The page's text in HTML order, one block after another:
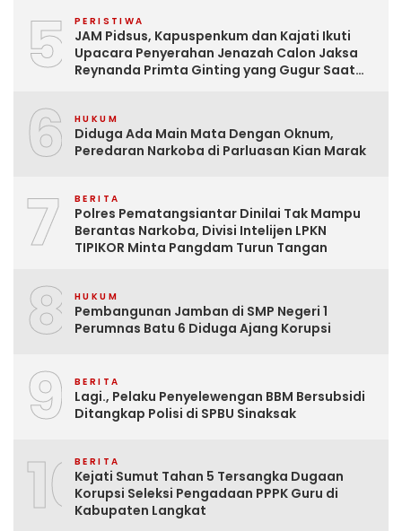
5 PERISTIWA
JAM Pidsus, Kapuspenkum dan Kajati Ikuti
Upacara Penyerahan Jenazah Calon Jaksa
Reynanda Primta Ginting yang Gugur Saat
6 HUKUM
Diduga Ada Main Mata Dengan Oknum,
Peredaran Narkoba di Parluasan Kian Marak
7 BERITA
Polres Pematangsiantar Dinilai Tak Mampu
Berantas Narkoba, Divisi Intelijen LPKN
TIPIKOR Minta Pangdam Turun Tangan
8 HUKUM
Pembangunan Jamban di SMP Negeri 1
Perumnas Batu 6 Diduga Ajang Korupsi
9 BERITA
Lagi., Pelaku Penyelewengan BBM Bersubsidi
Ditangkap Polisi di SPBU Sinaksak
10BERITA
Kejati Sumut Tahan 5 Tersangka Dugaan
Korupsi Seleksi Pengadaan PPPK Guru di
Kabupaten Langkat